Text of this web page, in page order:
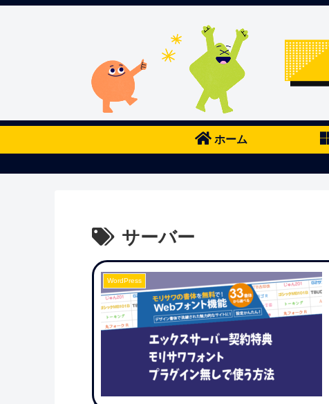
ホーム
サーバー
WordPress